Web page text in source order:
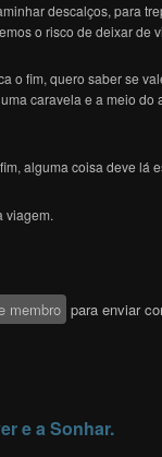
descalços, para
o risco de deixar de
o fim, quero saber se
caravela e a meio
alguma coisa deve lá
viagem.
membro para enviar
e a Sonhar.